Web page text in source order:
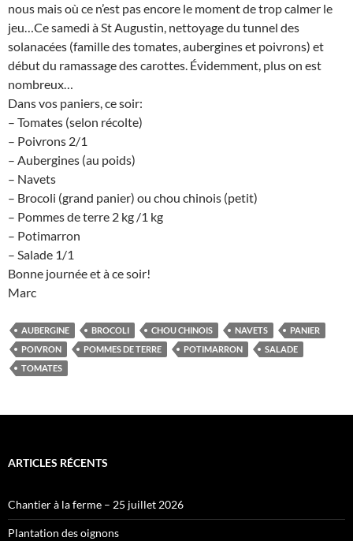
nous mais où ce n’est pas encore le moment de trop calmer le
jeu…Ce samedi à St Augustin, nettoyage du tunnel des
solanacées (famille des tomates, aubergines et poivrons) et
début du ramassage des carottes. Évidemment, plus on est
nombreux…
Dans vos paniers, ce soir:
– Tomates (selon récolte)
– Poivrons 2/1
– Aubergines (au poids)
– Navets
– Brocoli (grand panier) ou chou chinois (petit)
– Pommes de terre 2 kg /1 kg
– Potimarron
– Salade 1/1
Bonne journée et à ce soir!
Marc
AUBERGINE BROCOLI CHOU CHINOIS NAVETS
PANIER
POIVRON
POMMES DE TERRE POTIMARRON
SALADE
TOMATES
ARTICLES RÉCENTS
Chantier à la ferme – 25 juillet 2026
Plantation des oignons